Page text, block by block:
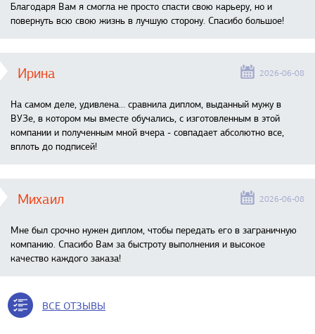
Благодаря Вам я смогла не просто спасти свою карьеру, но и
повернуть всю свою жизнь в лучшую сторону. Спасибо большое!
Ирина 2026-06-08
На самом деле, удивлена… сравнила диплом, выданный мужу в
ВУЗе, в котором мы вместе обучались, с изготовленным в этой
компании и полученным мной вчера - совпадает абсолютно все,
вплоть до подписей!
Михаил 2026-06-08
Мне был срочно нужен диплом, чтобы передать его в заграничную
компанию. Спасибо Вам за быстроту выполнения и высокое
качество каждого заказа!
ВСЕ ОТЗЫВЫ